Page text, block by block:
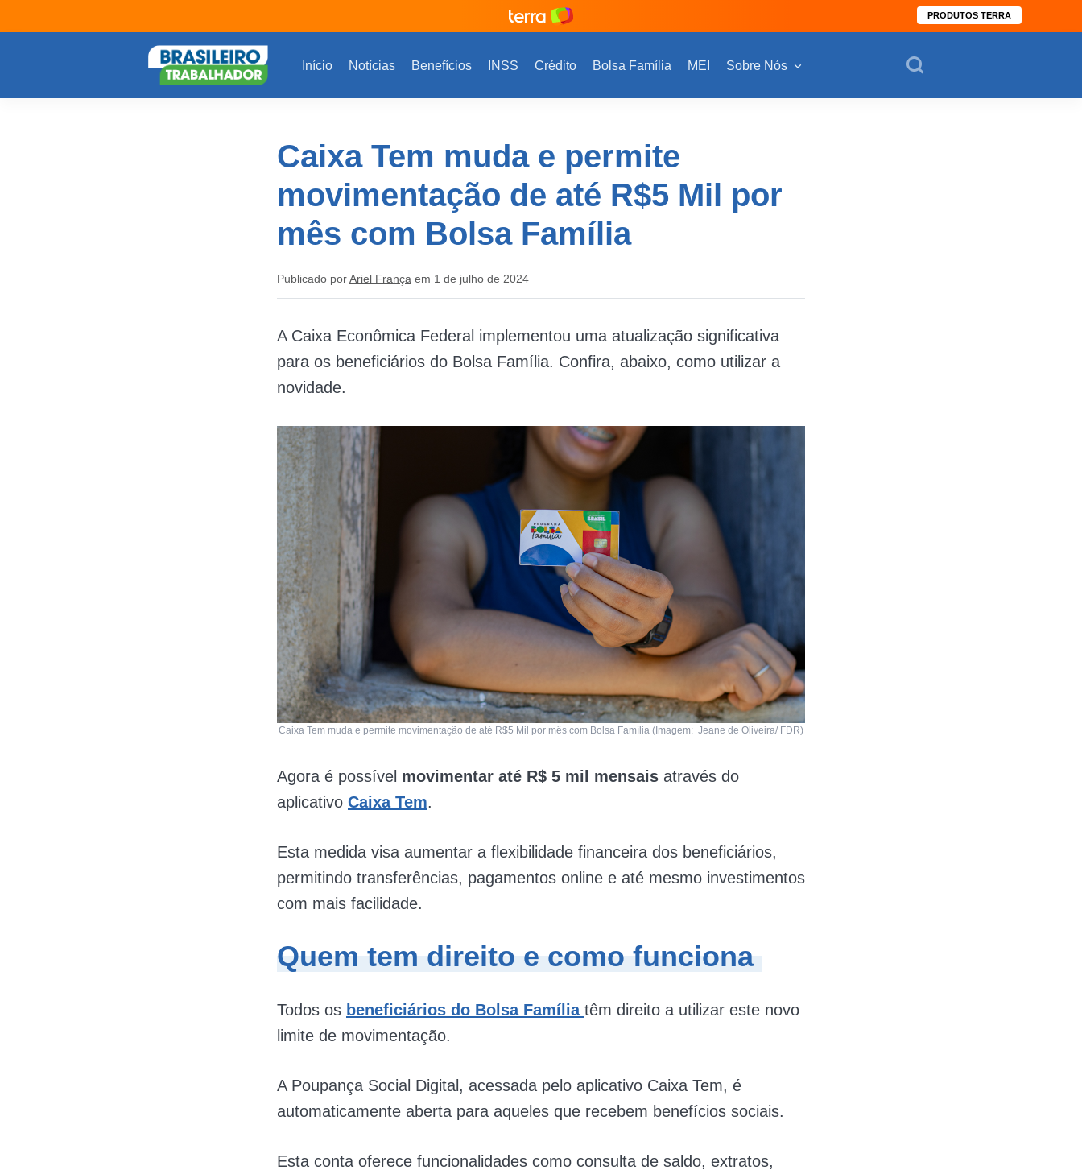
PRODUTOS TERRA
Início Notícias Benefícios INSS Crédito Bolsa Família MEI Sobre Nós
Caixa Tem muda e permite
movimentação de até R$5 Mil por
mês com Bolsa Família
Publicado porAriel França em 1 de julho de 2024
A Caixa Econômica Federal implementou uma atualização significativa
para os beneficiários do Bolsa Família. Confira, abaixo, como utilizar a
novidade.
Caixa Tem muda e permite movimentação de até R$5 Mil por mês com Bolsa Família (Imagem: Jeane de Oliveira/ FDR)
Agora é possível movimentar até R$ 5 mil mensais através do
aplicativo Caixa Tem.
Esta medida visa aumentar a flexibilidade financeira dos beneficiários,
permitindo transferências, pagamentos online e até mesmo investimentos
com mais facilidade.
Quem tem direito e como funciona
Todos os beneficiários do Bolsa Família têm direito a utilizar este novo
limite de movimentação.
A Poupança Social Digital, acessada pelo aplicativo Caixa Tem, é
automaticamente aberta para aqueles que recebem benefícios sociais.
Esta conta oferece funcionalidades como consulta de saldo, extratos,